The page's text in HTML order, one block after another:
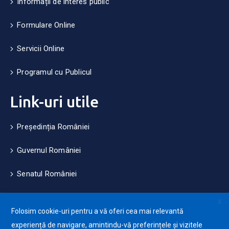
Formulare Online
Servicii Online
Programul cu Publicul
Link-uri utile
Președinția României
Guvernul României
Senatul României
Consiliul Județean Brașov
X
Folosim cookie-uri pentru a vă oferi cea mai relevantă
experiență de navigare, amintindu-vă preferințele și vizitele